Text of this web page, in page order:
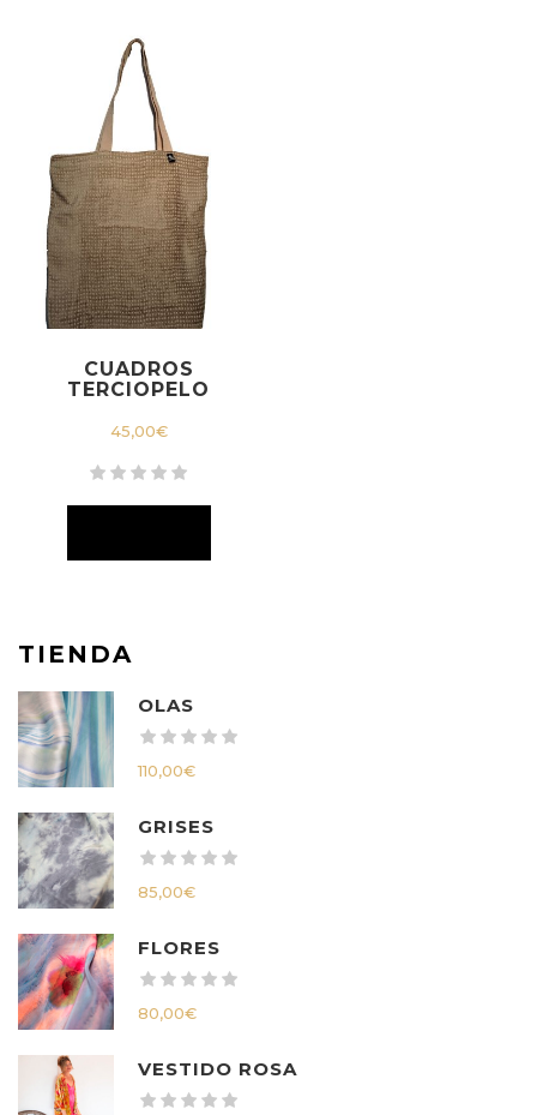
CUADROS
TERCIOPELO
45,00€
TIENDA
OLAS
110,00€
GRISES
85,00€
FLORES
80,00€
VESTIDO ROSA